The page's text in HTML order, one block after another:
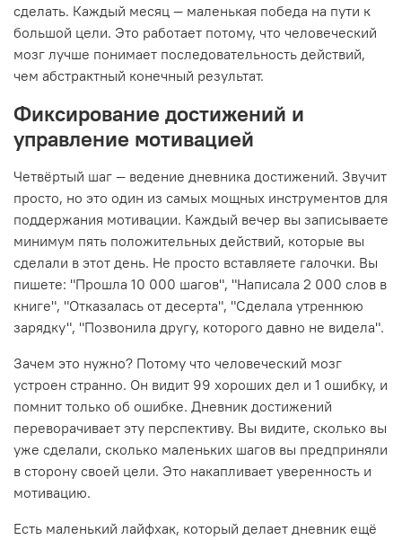
сделать. Каждый месяц — маленькая победа на пути к
большой цели. Это работает потому, что человеческий
мозг лучше понимает последовательность действий,
чем абстрактный конечный результат.
Фиксирование достижений и
управление мотивацией
Четвёртый шаг — ведение дневника достижений. Звучит
просто, но это один из самых мощных инструментов для
поддержания мотивации. Каждый вечер вы записываете
минимум пять положительных действий, которые вы
сделали в этот день. Не просто вставляете галочки. Вы
пишете: "Прошла 10 000 шагов", "Написала 2 000 слов в
книге", "Отказалась от десерта", "Сделала утреннюю
зарядку", "Позвонила другу, которого давно не видела".
Зачем это нужно? Потому что человеческий мозг
устроен странно. Он видит 99 хороших дел и 1 ошибку, и
помнит только об ошибке. Дневник достижений
переворачивает эту перспективу. Вы видите, сколько вы
уже сделали, сколько маленьких шагов вы предприняли
в сторону своей цели. Это накапливает уверенность и
мотивацию.
Есть маленький лайфхак, который делает дневник ещё